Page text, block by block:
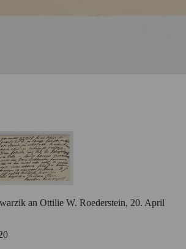
an Ottilie W. Roederstein, 20. April